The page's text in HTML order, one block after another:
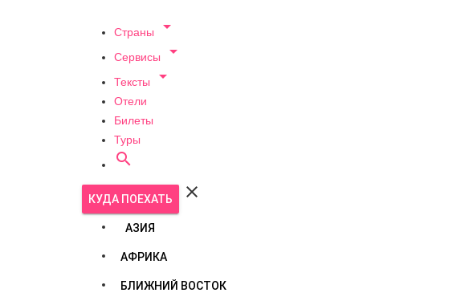
Страны 
Сервисы 
Тексты 
Отели
Билеты
Туры

КУДА ПОЕХАТЬ 
АЗИЯ
АФРИКА
БЛИЖНИЙ ВОСТОК